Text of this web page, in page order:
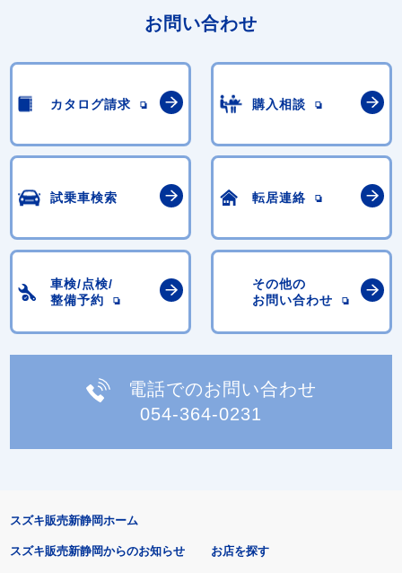
お問い合わせ
カタログ請求 購入相談
試乗車検索 転居連絡
車検/点検/
整備予約
その他の
お問い合わせ
電話でのお問い合わせ
054-364-0231
スズキ販売新静岡ホーム
スズキ販売新静岡からのお知らせ お店を探す